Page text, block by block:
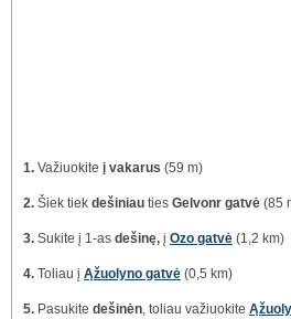
1. Važiuokite į vakarus (59 m)
2. Šiek tiek dešiniau ties Gelvonr gatvė (85
3. Sukite į 1-as dešinę, į Ozo gatvė (1,2 km)
4. Toliau į Ąžuolyno gatvė (0,5 km)
5. Pasukite dešinėn, toliau važiuokite